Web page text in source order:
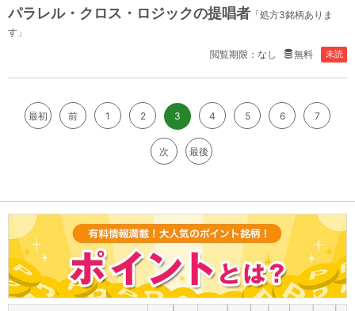
パラレル・クロス・ロジックの提唱者 「処方3銘柄ありま
す」
未読
無料
閲覧期限：なし
最初 前 1 2 3 4 5 6 7
次 最後